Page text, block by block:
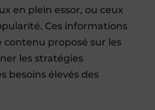
en plein essor, ou ceux
Ces informations
contenu proposé sur les
les stratégies
besoins élevés des